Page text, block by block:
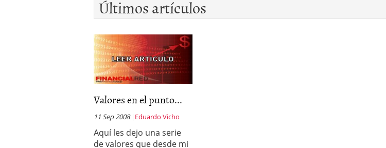
Últimos artículos
Valores en el punto...
11 Sep 2008 Eduardo Vicho
Aquí les dejo una serie
de valores que desde mi